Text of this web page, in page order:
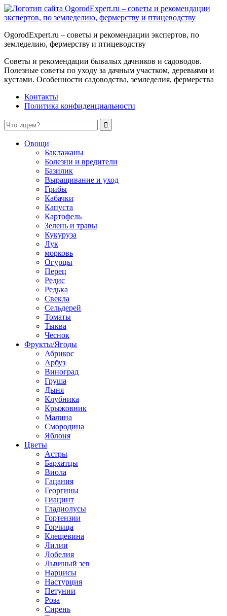
OgorodExpert.ru – cоветы и рекомендации экспертов, по
земледелию, фермерству и птицеводству
Советы и рекомендации бывалых дачников и садоводов.
Полезные советы по уходу за дачным участком, деревьями и
кустами. Особенности садоводства, земледелия, фермерства
Контакты
Политика конфиденциальности
Овощи
Баклажаны
Болезни и вредители
Базилик
Выращивание и уход
Грибы
Кабачки
Капуста
Картофель
Зелень и травы
Кукуруза
Лук
морковь
Огурцы
Перец
Редис
Редька
Свекла
Сельдерей
Томаты
Тыква
Чеснок
Фрукты/Ягоды
Абрикос
Арбуз
Виноград
Груша
Дыня
Клубника
Крыжовник
Малина
Смородина
Яблоня
Цветы
Астры
Бархатцы
Виола
Гацания
Георгины
Гиацинт
Гладиолусы
Гортензии
Горчица
Клещевина
Лилии
Лобелия
Львиный зев
Нарцисы
Настурция
Петунии
Роза
Сирень